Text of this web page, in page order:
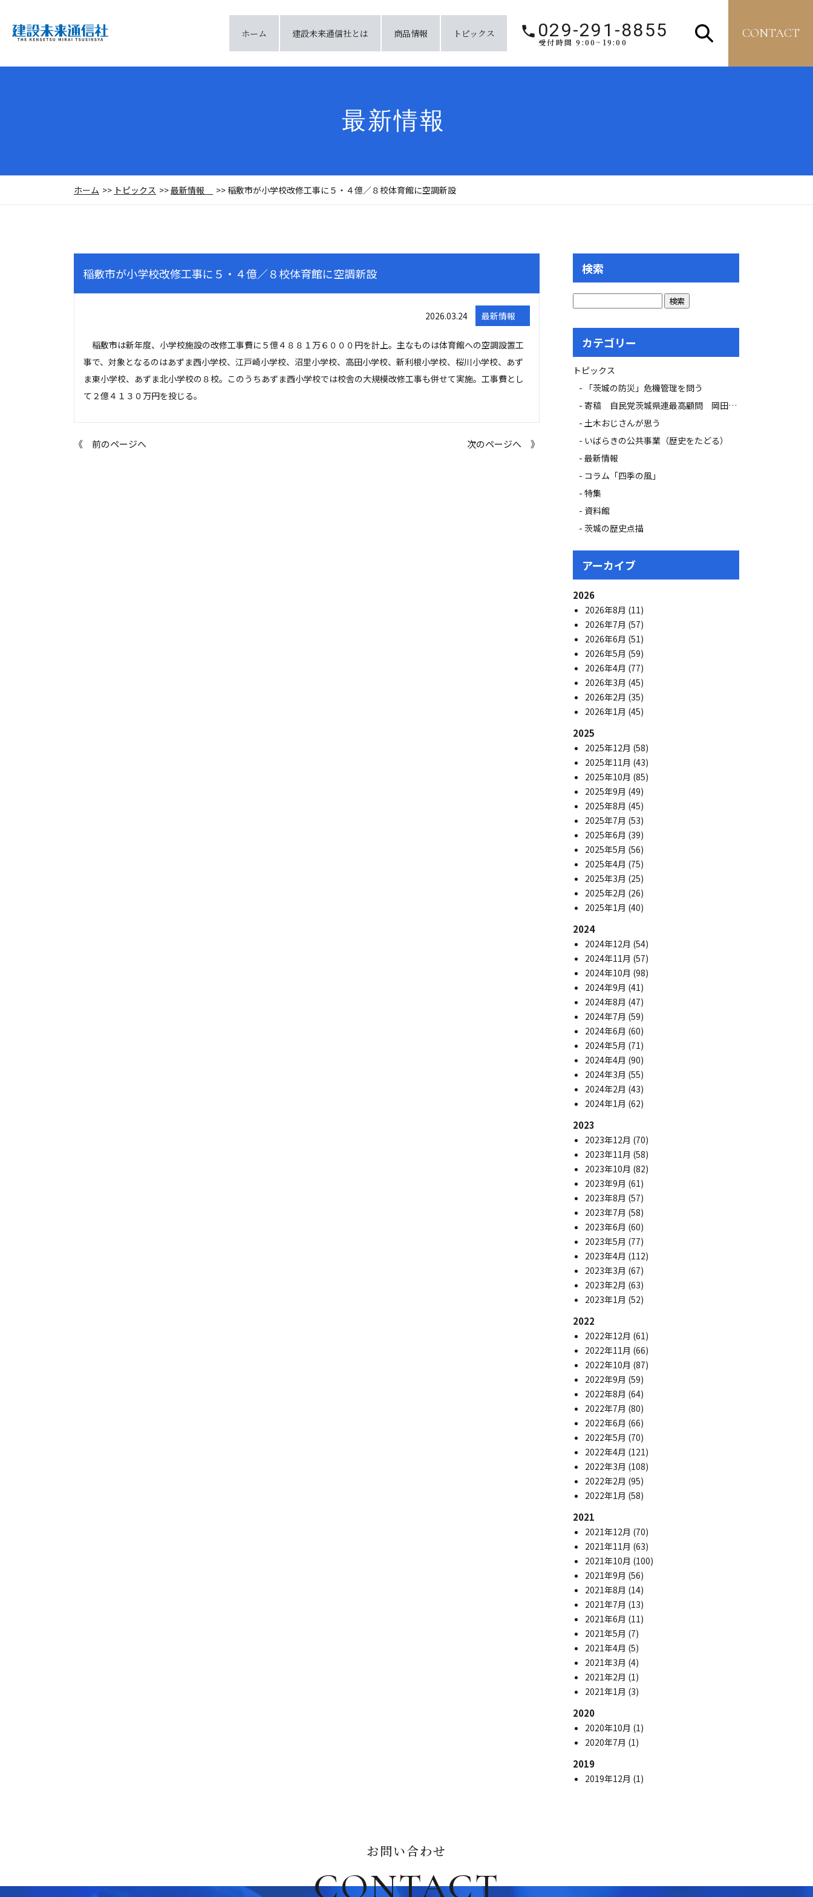
ホーム 建設未来通信社とは 商品情報 トピックス 029-291-8855
受付時間 9:00~19:00
CONTACT
最新情報
ホーム トピックス 最新情報 稲敷市が小学校改修工事に５・４億／８校体育館に空調新設
稲敷市が小学校改修工事に５・４億／８校体育館に空調新設
2026.03.24 最新情報
稲敷市は新年度、小学校施設の改修工事費に５億４８８１万６０００円を計上。主なものは体育館への空調設置工
事で、対象となるのはあずま西小学校、江戸崎小学校、沼里小学校、高田小学校、新利根小学校、桜川小学校、あず
ま東小学校、あずま北小学校の８校。このうちあずま西小学校では校舎の大規模改修工事も併せて実施。工事費とし
て２億４１３０万円を投じる。
《 前のページへ 次のページへ 》
検索
カテゴリー
トピックス
「茨城の防災」危機管理を問う
寄稿 自民党茨城県連最高顧問 岡田 広氏
土木おじさんが思う
いばらきの公共事業（歴史をたどる）
最新情報
コラム「四季の風」
特集
資料館
茨城の歴史点描
アーカイブ
2026
2026年8月 (11)
2026年7月 (57)
2026年6月 (51)
2026年5月 (59)
2026年4月 (77)
2026年3月 (45)
2026年2月 (35)
2026年1月 (45)
2025
2025年12月 (58)
2025年11月 (43)
2025年10月 (85)
2025年9月 (49)
2025年8月 (45)
2025年7月 (53)
2025年6月 (39)
2025年5月 (56)
2025年4月 (75)
2025年3月 (25)
2025年2月 (26)
2025年1月 (40)
2024
2024年12月 (54)
2024年11月 (57)
2024年10月 (98)
2024年9月 (41)
2024年8月 (47)
2024年7月 (59)
2024年6月 (60)
2024年5月 (71)
2024年4月 (90)
2024年3月 (55)
2024年2月 (43)
2024年1月 (62)
2023
2023年12月 (70)
2023年11月 (58)
2023年10月 (82)
2023年9月 (61)
2023年8月 (57)
2023年7月 (58)
2023年6月 (60)
2023年5月 (77)
2023年4月 (112)
2023年3月 (67)
2023年2月 (63)
2023年1月 (52)
2022
2022年12月 (61)
2022年11月 (66)
2022年10月 (87)
2022年9月 (59)
2022年8月 (64)
2022年7月 (80)
2022年6月 (66)
2022年5月 (70)
2022年4月 (121)
2022年3月 (108)
2022年2月 (95)
2022年1月 (58)
2021
2021年12月 (70)
2021年11月 (63)
2021年10月 (100)
2021年9月 (56)
2021年8月 (14)
2021年7月 (13)
2021年6月 (11)
2021年5月 (7)
2021年4月 (5)
2021年3月 (4)
2021年2月 (1)
2021年1月 (3)
2020
2020年10月 (1)
2020年7月 (1)
2019
2019年12月 (1)
お問い合わせ
CONTACT